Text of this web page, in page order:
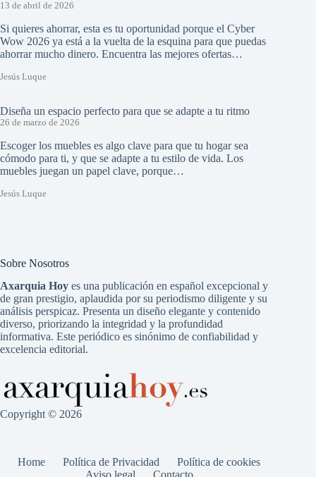
13 de abril de 2026
Si quieres ahorrar, esta es tu oportunidad porque el Cyber
Wow 2026 ya está a la vuelta de la esquina para que puedas
ahorrar mucho dinero. Encuentra las mejores ofertas…
Jesús Luque
Diseña un espacio perfecto para que se adapte a tu ritmo
26 de marzo de 2026
Escoger los muebles es algo clave para que tu hogar sea
cómodo para ti, y que se adapte a tu estilo de vida. Los
muebles juegan un papel clave, porque…
Jesús Luque
Sobre Nosotros
Axarquia Hoy es una publicación en español excepcional y
de gran prestigio, aplaudida por su periodismo diligente y su
análisis perspicaz. Presenta un diseño elegante y contenido
diverso, priorizando la integridad y la profundidad
informativa. Este periódico es sinónimo de confiabilidad y
excelencia editorial.
Copyright © 2026
Home Política de Privacidad
Política de cookies